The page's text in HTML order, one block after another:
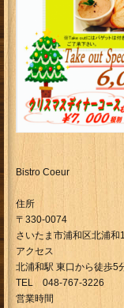
Bistro Coeur
住所
〒330-0074
さいたま市浦和区北浦和
アクセス
北浦和駅 東口から徒歩5
TEL 048-767-3226
営業時間